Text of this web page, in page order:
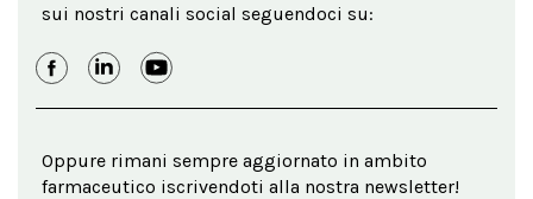
sui nostri canali social seguendoci su:
Oppure rimani sempre aggiornato in ambito
farmaceutico iscrivendoti alla nostra newsletter!